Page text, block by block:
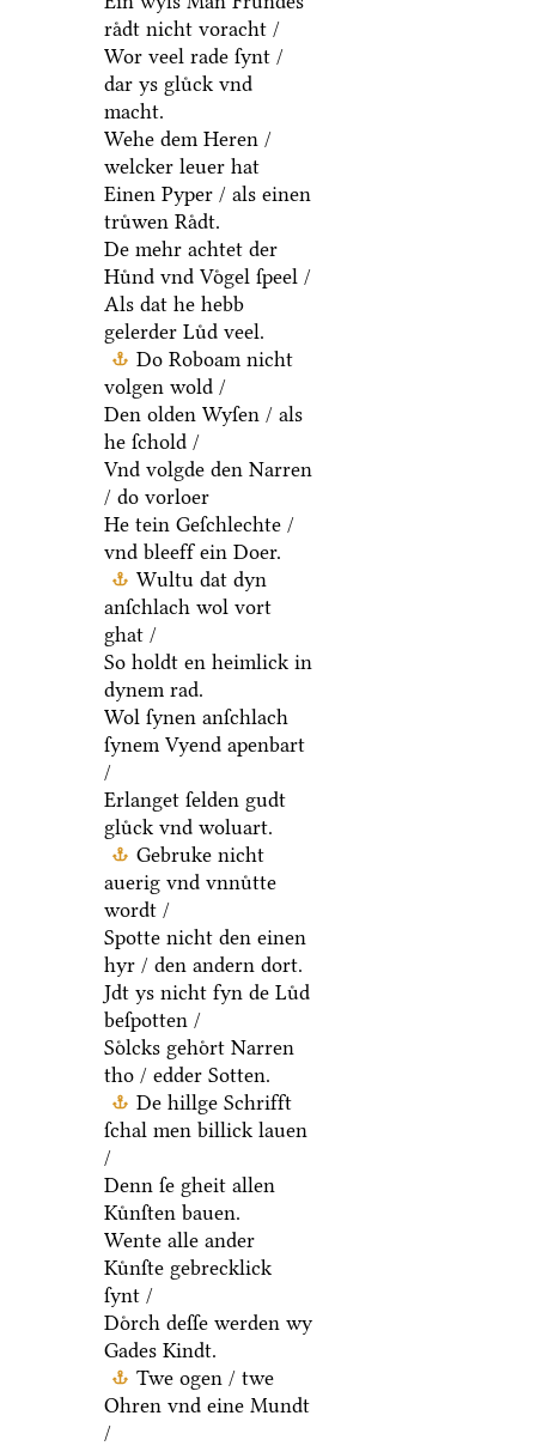
raͤdt nicht voracht /
Wor veel rade ſynt /
dar ys gluͤck vnd
macht.
Wehe dem Heren /
welcker leuer hat
Einen Pyper / als einen
truͤwen Raͤdt.
De mehr achtet der
Huͤnd vnd Voͤgel ſpeel /
Als dat he hebb
gelerder Luͤd veel.
Do Roboam nicht
volgen wold /
Den olden Wyſen / als
he ſchold /
Vnd volgde den Narren
/ do vorloer
He tein Geſchlechte /
vnd bleeff ein Doer.
Wultu dat dyn
anſchlach wol vort
ghat /
So holdt en heimlick in
dynem rad.
Wol ſynen anſchlach
ſynem Vyend apenbart
/
Erlanget ſelden gudt
gluͤck vnd woluart.
Gebruke nicht
auerig vnd vnnuͤtte
wordt /
Spotte nicht den einen
hyr / den andern dort.
Jdt ys nicht fyn de Luͤd
beſpotten /
Soͤlcks gehoͤrt Narren
tho / edder Sotten.
De hillge Schrifft
ſchal men billick lauen
/
Denn ſe gheit allen
Kuͤnſten bauen.
Wente alle ander
Kuͤnſte gebrecklick
ſynt /
Doͤrch deſſe werden wy
Gades Kindt.
Twe ogen / twe
Ohren vnd eine Mundt
/